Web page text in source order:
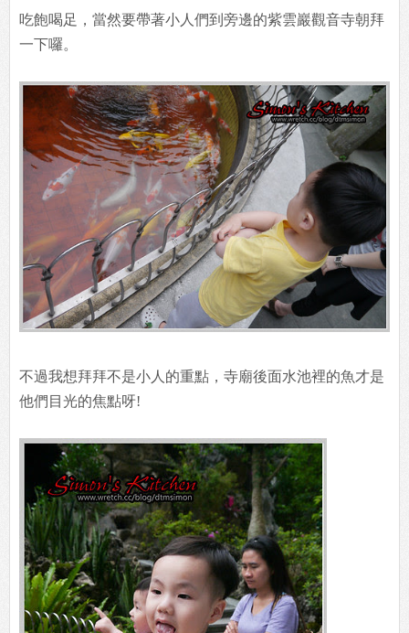
吃飽喝足，當然要帶著小人們到旁邊的紫雲巖觀音寺朝拜
一下囉。
不過我想拜拜不是小人的重點，寺廟後面水池裡的魚才是
他們目光的焦點呀!